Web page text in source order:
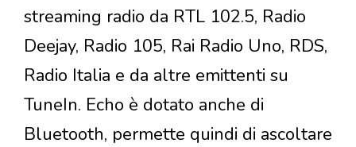
streaming radio da RTL 102.5, Radio
Deejay, Radio 105, Rai Radio Uno, RDS,
Radio Italia e da altre emittenti su
TuneIn. Echo è dotato anche di
Bluetooth, permette quindi di ascoltare